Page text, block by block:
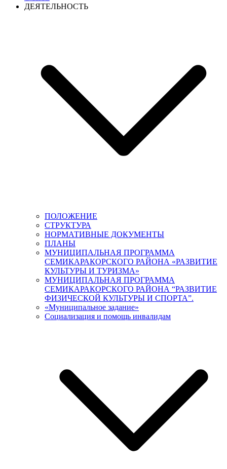
ДЕЯТЕЛЬНОСТЬ
ПОЛОЖЕНИЕ
СТРУКТУРА
НОРМАТИВНЫЕ ДОКУМЕНТЫ
ПЛАНЫ
МУНИЦИПАЛЬНАЯ ПРОГРАММА
СЕМИКАРАКОРСКОГО РАЙОНА «РАЗВИТИЕ
КУЛЬТУРЫ И ТУРИЗМА»
МУНИЦИПАЛЬНАЯ ПРОГРАММА
СЕМИКАРАКОРСКОГО РАЙОНА “РАЗВИТИЕ
ФИЗИЧЕСКОЙ КУЛЬТУРЫ И СПОРТА”.
«Муниципальное задание»
Социализация и помощь инвалидам